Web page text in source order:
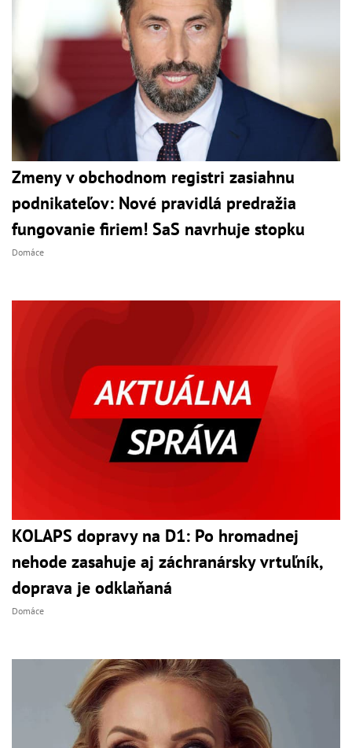
Zmeny v obchodnom registri zasiahnu
podnikateľov: Nové pravidlá predražia
fungovanie firiem! SaS navrhuje stopku
Domáce
KOLAPS dopravy na D1: Po hromadnej
nehode zasahuje aj záchranársky vrtuľník,
doprava je odklaňaná
Domáce